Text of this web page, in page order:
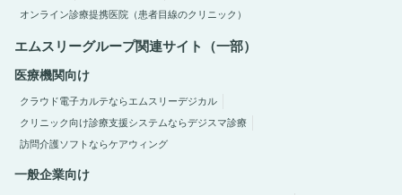
オンライン診療提携医院（患者目線のクリニック）
エムスリーグループ関連サイト（一部）
医療機関向け
クラウド電子カルテならエムスリーデジカル
クリニック向け診療支援システムならデジスマ診療
訪問介護ソフトならケアウィング
一般企業向け